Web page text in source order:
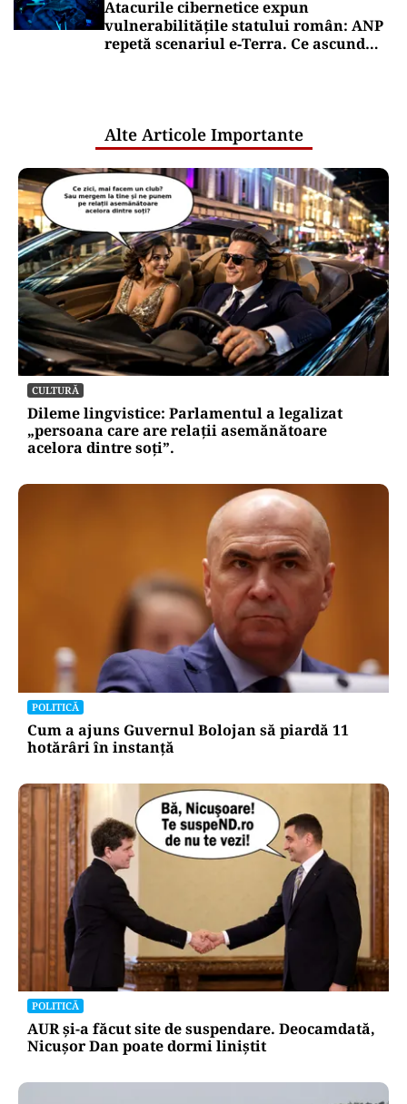
Atacurile cibernetice expun
vulnerabilitățile statului român: ANP
repetă scenariul e‑Terra. Ce ascund
Alte Articole Importante
CULTURĂ
Dileme lingvistice: Parlamentul a legalizat
„persoana care are relații asemănătoare
acelora dintre soți”.
POLITICĂ
Cum a ajuns Guvernul Bolojan să piardă 11
hotărâri în instanță
POLITICĂ
AUR și-a făcut site de suspendare. Deocamdată,
Nicușor Dan poate dormi liniștit